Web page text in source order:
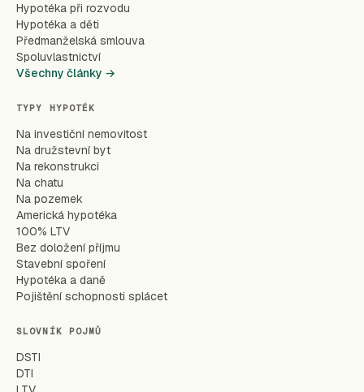
Hypotéka při rozvodu
Hypotéka a děti
Předmanželská smlouva
Spoluvlastnictví
Všechny články →
TYPY HYPOTÉK
Na investiční nemovitost
Na družstevní byt
Na rekonstrukci
Na chatu
Na pozemek
Americká hypotéka
100% LTV
Bez doložení příjmu
Stavební spoření
Hypotéka a daně
Pojištění schopnosti splácet
SLOVNÍK POJMŮ
DSTI
DTI